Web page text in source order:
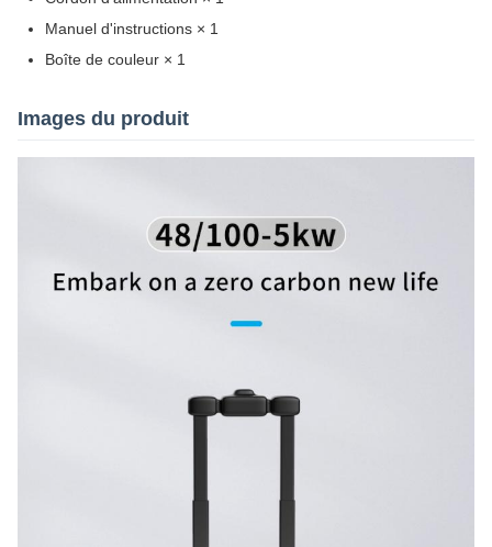
Manuel d'instructions × 1
Boîte de couleur × 1
Images du produit